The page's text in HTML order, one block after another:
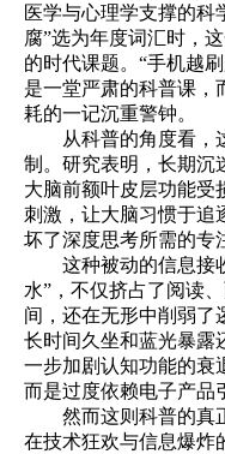
医学与心理学支撑的科
腐”选为年度词汇时，
的时代课题。“手机越
是一堂严肃的科普课，
耗的一记沉重警钟。
从科普的角度看，这
制。研究表明，长期沉
大脑前额叶皮层功能受
刺激，让大脑习惯于追
坏了深度思考所需的专
这种被动的信息接收
水”，不仅挤占了阅读
间，还在无形中削弱了
长时间久坐和蓝光暴露
一步加剧认知功能的衰
而是过度依赖电子产品
然而这则科普的真正
在技术狂欢与信息爆炸